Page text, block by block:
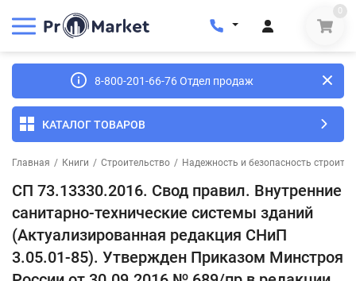
0
8-800-201-66-76 Отдел продаж
КАТАЛОГ ТОВАРОВ
Главная / Книги / Строительство / Надежность и безопасность
СП 73.13330.2016. Свод правил. Внутренние
санитарно-технические системы зданий
(Актуализированная редакция СНиП
3.05.01-85). Утвержден Приказом Минстроя